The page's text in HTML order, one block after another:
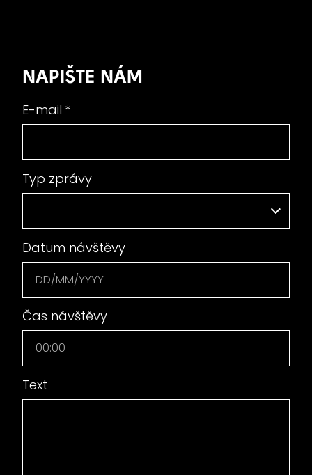
NAPIŠTE NÁM
E-mail *
Typ zprávy
Datum návštěvy
Čas návštěvy
Text